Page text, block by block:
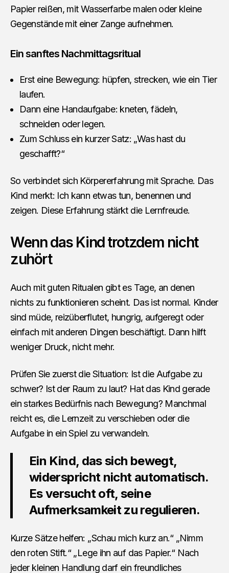
Papier reißen, mit Wasserfarbe malen oder kleine
Gegenstände mit einer Zange aufnehmen.
Ein sanftes Nachmittagsritual
Erst eine Bewegung: hüpfen, strecken, wie ein Tier
laufen.
Dann eine Handaufgabe: kneten, fädeln,
schneiden oder legen.
Zum Schluss ein kurzer Satz: „Was hast du
geschafft?“
So verbindet sich Körpererfahrung mit Sprache. Das
Kind merkt: Ich kann etwas tun, benennen und
zeigen. Diese Erfahrung stärkt die Lernfreude.
Wenn das Kind trotzdem nicht
zuhört
Auch mit guten Ritualen gibt es Tage, an denen
nichts zu funktionieren scheint. Das ist normal. Kinder
sind müde, reizüberflutet, hungrig, aufgeregt oder
einfach mit anderen Dingen beschäftigt. Dann hilft
weniger Druck, nicht mehr.
Prüfen Sie zuerst die Situation: Ist die Aufgabe zu
schwer? Ist der Raum zu laut? Hat das Kind gerade
ein starkes Bedürfnis nach Bewegung? Manchmal
reicht es, die Lernzeit zu verschieben oder die
Aufgabe in ein Spiel zu verwandeln.
Ein Kind, das sich bewegt,
widerspricht nicht automatisch.
Es versucht oft, seine
Aufmerksamkeit zu regulieren.
Kurze Sätze helfen: „Schau mich kurz an.“ „Nimm
den roten Stift.“ „Lege ihn auf das Papier.“ Nach
jeder kleinen Handlung darf ein freundliches